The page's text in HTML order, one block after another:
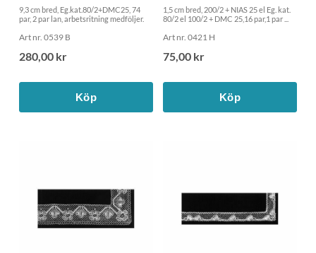
9,3 cm bred, Eg.kat.80/2+DMC25, 74
par, 2 par lan, arbetsritning medföljer.
Art nr. 0539 B
280,00 kr
Köp
1,5 cm bred, 200/2 + NIAS 25 el Eg. kat.
80/2 el 100/2 + DMC 25,16 par,1 par ...
Art nr. 0421 H
75,00 kr
Köp